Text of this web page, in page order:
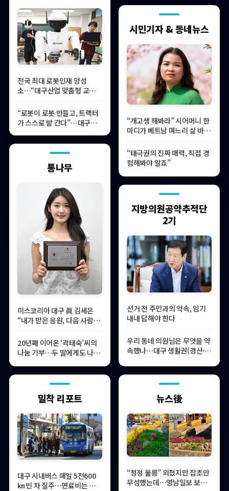
전국 최대 로봇인재 양성
소…“대구산업 맞춤형 교육과
“로봇이 로봇 만들고, 트랙터
가 스스로 밭 간다”…대구의
시민기자 & 동네뉴스
“개고생 해봐라” 시어머니 한
마디가 베트남 며느리 삶 바꾼
“태극권의 진짜 매력, 직접 경
험해봐야 알죠”
통나무
미스코리아 대구 眞 김세은
“내가 받은 응원, 다음 사람에
20년째 이어온 ‘곽태숙’씨의
나눔 기부…두 딸에게도 나눔
지방의원공약추적단
2기
선거 전 주민과의 약속, 임기
내내 답해야 한다
우리 동네 의원님은 무엇을 약
속했나…대구 생활권(경산·
밀착 리포트
대구 시내버스 매일 5천600
㎞ 빈 차 질주…연료비는 세금
뉴스後
“청정 울릉” 외쳤지만 잡초만
무성했는데…영남일보 보도